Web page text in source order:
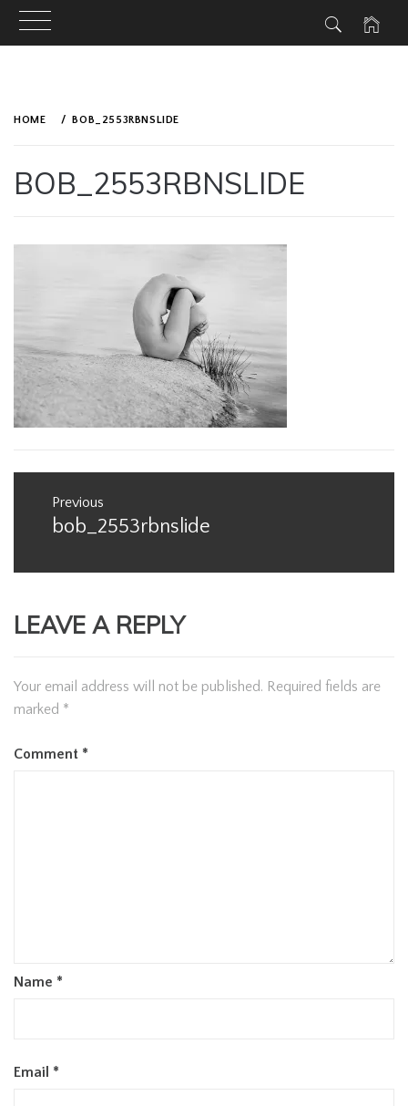
HOME BOB_2553RBNSLIDE
BOB_2553RBNSLIDE
ON
ADMIN
navigation
Previous
Previous
bob_2553rbnslide
LEAVE A REPLY
Your email address will not be published. Required fields are
marked *
Comment *
Name *
Email *